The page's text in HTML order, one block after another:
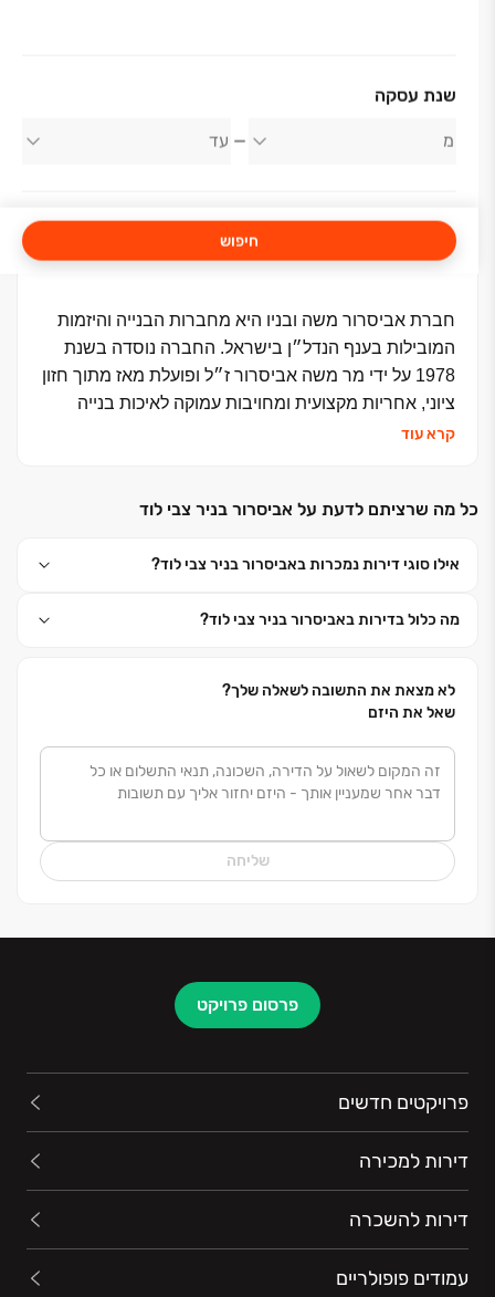
שנת עסקה
חיפוש
אודות החברה
אביסרור משה ובניו
חברת אביסרור משה ובניו היא מחברות הבנייה והיזמות
המובילות בענף הנדל״ן בישראל. החברה נוסדה בשנת
1978 על ידי מר משה אביסרור ז״ל ופועלת מאז מתוך חזון
ציוני, אחריות מקצועית ומחויבות עמוקה לאיכות בנייה
בלתי מתפשרת.
פרויקטי מגורים, התחדשות עירונית, "מחיר למשתכן",
הבנייה האיכותית בישראל, ומקפידה על מצוינות מקצועית
בקרת האיכות, השקיפות וטכנולוגיות הבנייה המתקדמות
הובילו להענקת תו התקן הבינלאומי
למגורים ברחבי הארץ, תוך הקפדה על הסטנדרטים
הגבוהים והמחמירים ביותר בענף.
קרא עוד
כל מה שרציתם לדעת על אביסרור בניר צבי לוד
אילו סוגי דירות נמכרות באביסרור בניר צבי לוד?
מה כלול בדירות באביסרור בניר צבי לוד?
לא מצאת את התשובה לשאלה שלך?
שאל את היזם
שליחה
פרסום פרויקט
פרויקטים חדשים
דירות למכירה
דירות להשכרה
עמודים פופולריים